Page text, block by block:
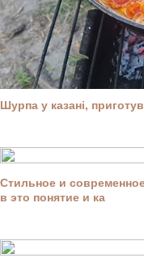
Шурпа у казані,
Стильное и
в это понятие и ка